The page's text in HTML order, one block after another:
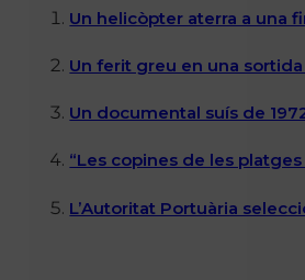
Un helicòpter aterra a una
Un ferit greu en una
Un documental suís de
“Les copines de les
L’Autoritat Portuària